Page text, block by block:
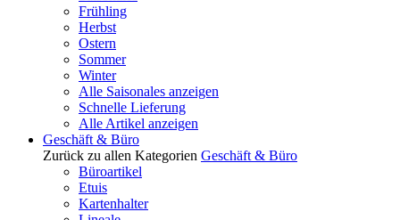
Frühling
Herbst
Ostern
Sommer
Winter
Alle Saisonales anzeigen
Schnelle Lieferung
Alle Artikel anzeigen
Geschäft & Büro
Zurück zu allen Kategorien Geschäft & Büro
Büroartikel
Etuis
Kartenhalter